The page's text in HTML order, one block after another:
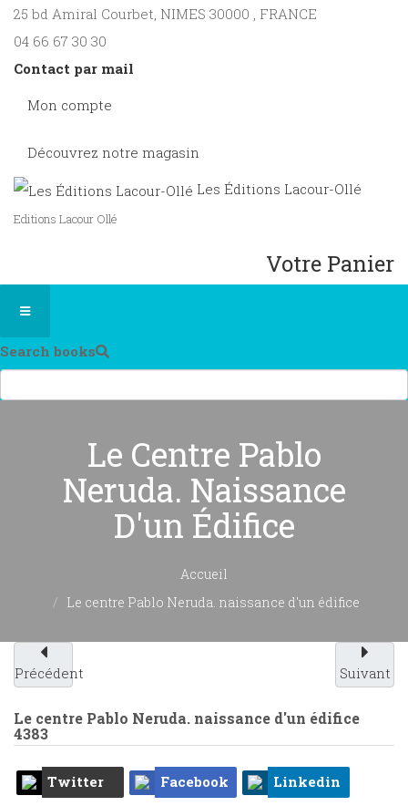
25 bd Amiral Courbet, NIMES 30000 , FRANCE
04 66 67 30 30
Contact par mail
Mon compte
Découvrez notre magasin
Les Éditions Lacour-Ollé
Editions Lacour Ollé
Votre Panier
Search books
Le Centre Pablo
Neruda. Naissance
D'un Édifice
Accueil
Le centre Pablo Neruda. naissance d'un édifice
Précédent Suivant
Le centre Pablo Neruda. naissance d'un édifice
4383
Twitter Facebook Linkedin